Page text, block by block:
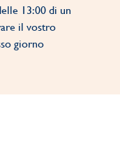
13:00 di un
il vostro
giorno